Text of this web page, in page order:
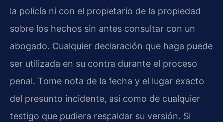
la policía ni con el propietario de la propiedad
sobre los hechos sin antes consultar con un
abogado. Cualquier declaración que haga puede
ser utilizada en su contra durante el proceso
penal. Tome nota de la fecha y el lugar exacto
del presunto incidente, así como de cualquier
testigo que pudiera respaldar su versión. Si